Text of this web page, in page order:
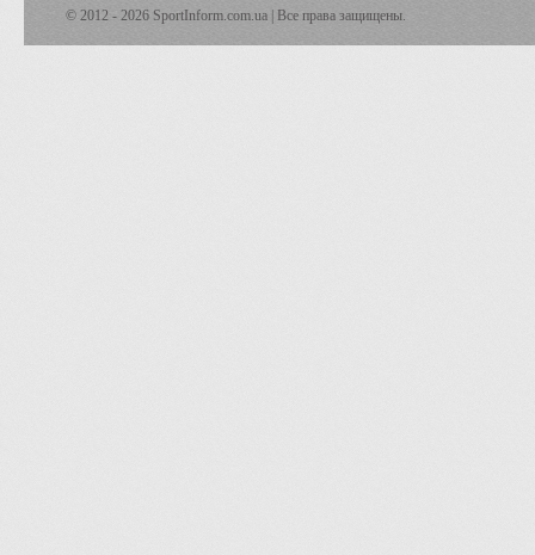
© 2012 - 2026 SportInform.com.ua | Все права защищены.